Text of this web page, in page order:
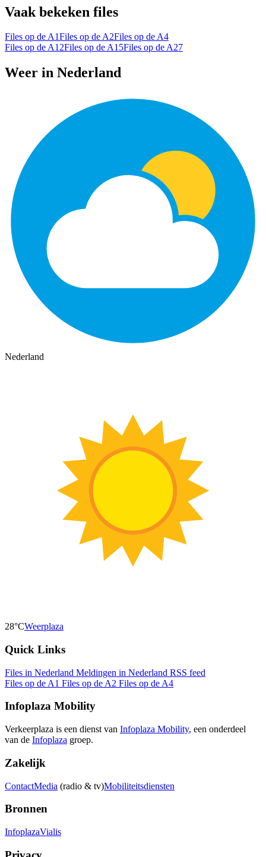
Vaak bekeken files
Files op de A1Files op de A2Files op de A4
Files op de A12Files op de A15Files op de A27
Weer in Nederland
Nederland
28°CWeerplaza
Quick Links
Files in Nederland Meldingen in Nederland RSS feed
Files op de A1 Files op de A2 Files op de A4
Infoplaza Mobility
Verkeerplaza is een dienst van Infoplaza Mobility, een onderdeel
van de Infoplaza groep.
Zakelijk
ContactMedia (radio & tv)Mobiliteitsdiensten
Bronnen
InfoplazaVialis